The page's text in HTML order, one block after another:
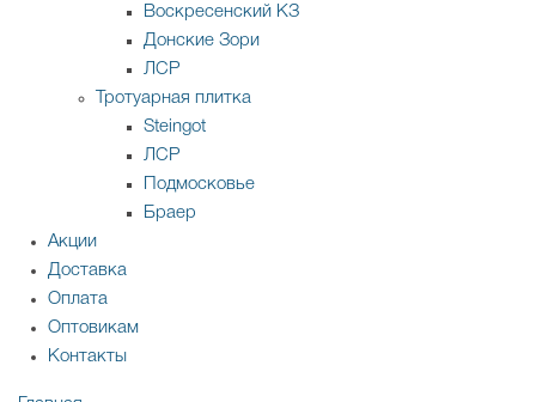
Воскресенский КЗ
Донские Зори
ЛСР
Тротуарная плитка
Steingot
ЛСР
Подмосковье
Браер
Акции
Доставка
Оплата
Оптовикам
Контакты